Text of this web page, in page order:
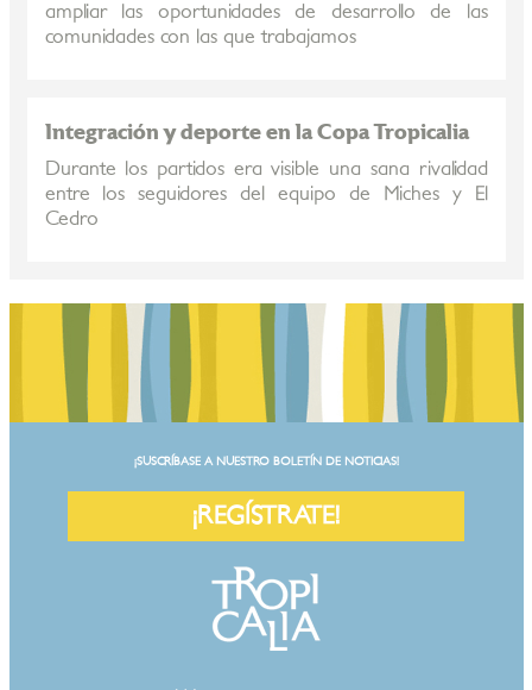
ampliar las oportunidades de desarrollo de las
comunidades con las que trabajamos
Integración y deporte en la Copa Tropicalia
Durante los partidos era visible una sana rivalidad
entre los seguidores del equipo de Miches y El
Cedro
¡SUSCRÍBASE A NUESTRO BOLETÍN DE NOTICIAS!
¡REGÍSTRATE!